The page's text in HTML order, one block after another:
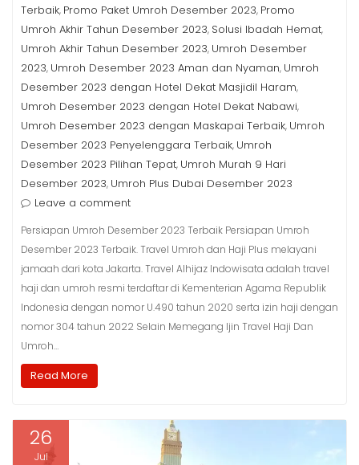
Terbaik, Promo Paket Umroh Desember 2023, Promo
Umroh Akhir Tahun Desember 2023, Solusi Ibadah Hemat,
Umroh Akhir Tahun Desember 2023, Umroh Desember
2023, Umroh Desember 2023 Aman dan Nyaman, Umroh
Desember 2023 dengan Hotel Dekat Masjidil Haram,
Umroh Desember 2023 dengan Hotel Dekat Nabawi,
Umroh Desember 2023 dengan Maskapai Terbaik, Umroh
Desember 2023 Penyelenggara Terbaik, Umroh
Desember 2023 Pilihan Tepat, Umroh Murah 9 Hari
Desember 2023, Umroh Plus Dubai Desember 2023
Leave a comment
Persiapan Umroh Desember 2023 Terbaik Persiapan Umroh
Desember 2023 Terbaik. Travel Umroh dan Haji Plus melayani
jamaah dari kota Jakarta. Travel Alhijaz Indowisata adalah travel
haji dan umroh resmi terdaftar di Kementerian Agama Republik
Indonesia dengan nomor U.490 tahun 2020 serta izin haji dengan
nomor 304 tahun 2022 Selain Memegang Ijin Travel Haji Dan
Umroh…
Read More
26
Jul